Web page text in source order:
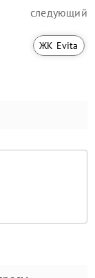
следующий
ЖК Evita